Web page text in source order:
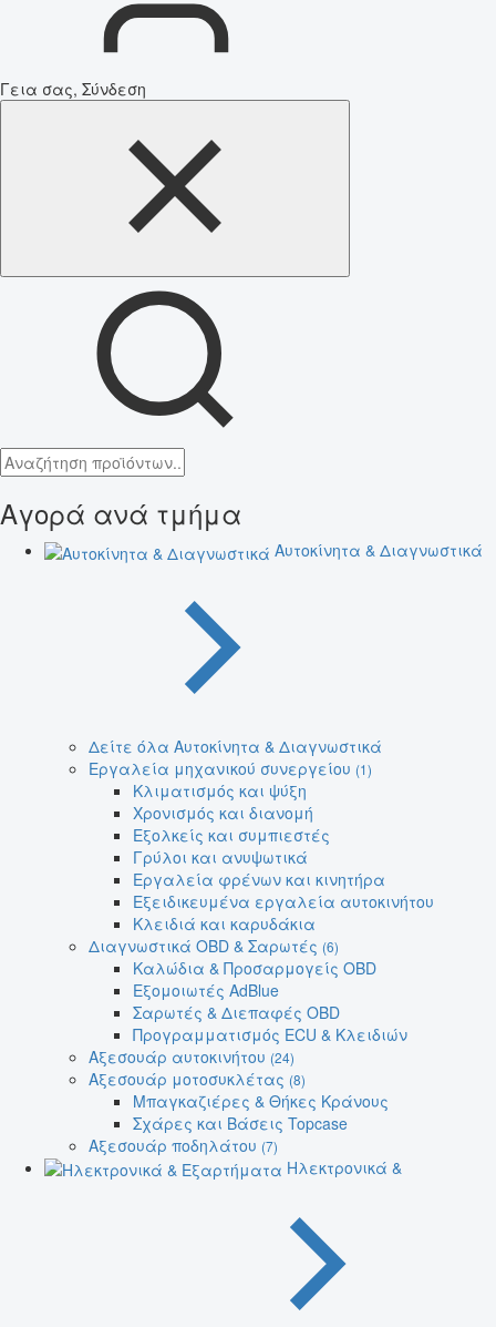
Γεια σας, Σύνδεση
Αγορά ανά τμήμα
Αυτοκίνητα & Διαγνωστικά
Δείτε όλα Αυτοκίνητα & Διαγνωστικά
Εργαλεία μηχανικού συνεργείου (1)
Κλιματισμός και ψύξη
Χρονισμός και διανομή
Εξολκείς και συμπιεστές
Γρύλοι και ανυψωτικά
Εργαλεία φρένων και κινητήρα
Εξειδικευμένα εργαλεία αυτοκινήτου
Κλειδιά και καρυδάκια
Διαγνωστικά OBD & Σαρωτές (6)
Καλώδια & Προσαρμογείς OBD
Εξομοιωτές AdBlue
Σαρωτές & Διεπαφές OBD
Προγραμματισμός ECU & Κλειδιών
Αξεσουάρ αυτοκινήτου (24)
Αξεσουάρ μοτοσυκλέτας (8)
Μπαγκαζιέρες & Θήκες Κράνους
Σχάρες και Βάσεις Topcase
Αξεσουάρ ποδηλάτου (7)
Ηλεκτρονικά &